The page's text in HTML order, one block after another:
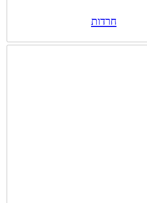
חרדות